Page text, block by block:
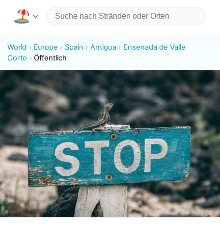
World Europe Spain Antigua
Ensenada de Valle
Corto
Öffentlich